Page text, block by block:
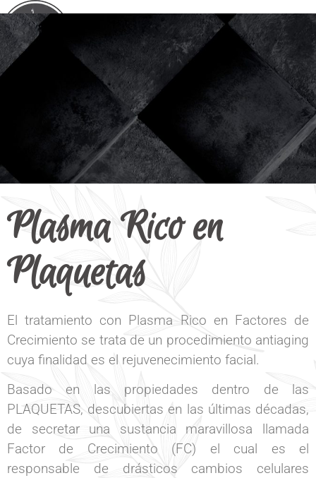
Plasma Rico en
Plaquetas
El tratamiento con Plasma Rico en Factores de
Crecimiento se trata de un procedimiento antiaging
cuya finalidad es el rejuvenecimiento facial.
Basado en las propiedades dentro de las
PLAQUETAS, descubiertas en las últimas décadas,
de secretar una sustancia maravillosa llamada
Factor de Crecimiento (FC) el cual es el
responsable de drásticos cambios celulares